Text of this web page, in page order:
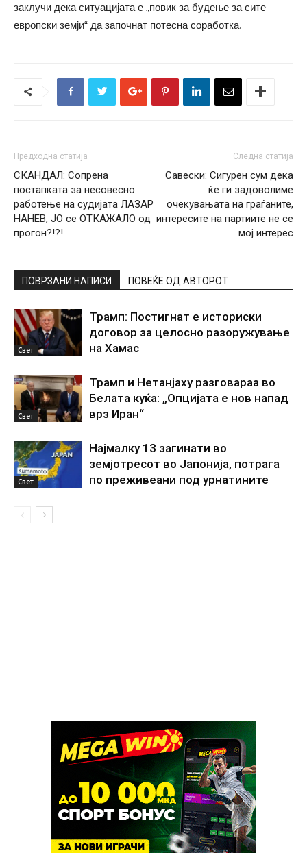
заклучи дека ситуацијата е „повик за будење за сите
европски земји“ да започнат потесна соработка.
Предходна статија
СКАНДАЛ: Сопрена
постапката за несовесно
работење на судијата ЛАЗАР
НАНЕВ, ЈО се ОТКАЖАЛО од
прогон?!?!
Следна статија
Савески: Сигурен сум дека
ќе ги задоволиме
очекувањата на граѓаните,
интересите на партиите не се
мој интерес
ПОВРЗАНИ НАПИСИ ПОВЕЌЕ ОД АВТОРОТ
Свет
Трамп: Постигнат е историски
договор за целосно разоружување
на Хамас
Свет
Трамп и Нетанјаху разговараа во
Белата куќа: „Опцијата е нов напад
врз Иран“
Свет
Најмалку 13 загинати во
земјотресот во Јапонија, потрага
по преживеани под урнатините